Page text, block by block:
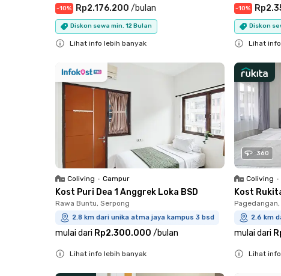
-10% Rp2.176.200 /bulan
Diskon sewa min. 12 Bulan
Lihat info lebih banyak
-10%
Diskon
Lihat
Coliving • Campur
Kost Puri Dea 1 Anggrek Loka BSD
Rawa Buntu, Serpong
2.8 km dari unika atma jaya kampus 3 bsd
mulai dari Rp2.300.000 /bulan
Lihat info lebih banyak
360
Coliving •
Kost
2.6 km
mulai dari
Lihat